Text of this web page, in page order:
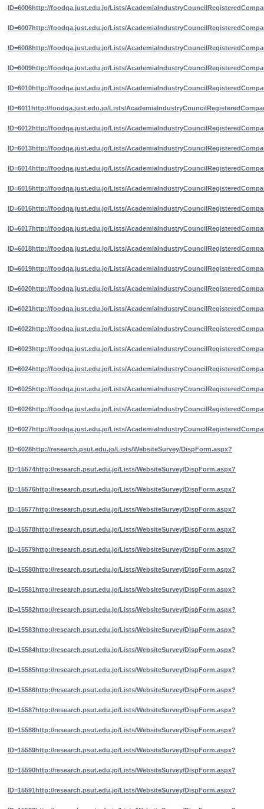
ID=6006http://foodqa.just.edu.jo/Lists/
ID=6007http://foodqa.just.edu.jo/Lists/
ID=6008http://foodqa.just.edu.jo/Lists/
ID=6009http://foodqa.just.edu.jo/Lists/
ID=6010http://foodqa.just.edu.jo/Lists/
ID=6011http://foodqa.just.edu.jo/Lists/
ID=6012http://foodqa.just.edu.jo/Lists/
ID=6013http://foodqa.just.edu.jo/Lists/
ID=6014http://foodqa.just.edu.jo/Lists/
ID=6015http://foodqa.just.edu.jo/Lists/
ID=6016http://foodqa.just.edu.jo/Lists/
ID=6017http://foodqa.just.edu.jo/Lists/
ID=6018http://foodqa.just.edu.jo/Lists/
ID=6019http://foodqa.just.edu.jo/Lists/
ID=6020http://foodqa.just.edu.jo/Lists/
ID=6021http://foodqa.just.edu.jo/Lists/
ID=6022http://foodqa.just.edu.jo/Lists/
ID=6023http://foodqa.just.edu.jo/Lists/
ID=6024http://foodqa.just.edu.jo/Lists/
ID=6025http://foodqa.just.edu.jo/Lists/
ID=6026http://foodqa.just.edu.jo/Lists/
ID=6027http://foodqa.just.edu.jo/Lists/
ID=6028http://research.psut.edu.jo/Lists/WebsiteSurvey/DispForm.aspx?
ID=15574http://research.psut.edu.jo/Lists/WebsiteSurvey/DispForm.aspx?
ID=15576http://research.psut.edu.jo/Lists/WebsiteSurvey/DispForm.aspx?
ID=15577http://research.psut.edu.jo/Lists/WebsiteSurvey/DispForm.aspx?
ID=15578http://research.psut.edu.jo/Lists/WebsiteSurvey/DispForm.aspx?
ID=15579http://research.psut.edu.jo/Lists/WebsiteSurvey/DispForm.aspx?
ID=15580http://research.psut.edu.jo/Lists/WebsiteSurvey/DispForm.aspx?
ID=15581http://research.psut.edu.jo/Lists/WebsiteSurvey/DispForm.aspx?
ID=15582http://research.psut.edu.jo/Lists/WebsiteSurvey/DispForm.aspx?
ID=15583http://research.psut.edu.jo/Lists/WebsiteSurvey/DispForm.aspx?
ID=15584http://research.psut.edu.jo/Lists/WebsiteSurvey/DispForm.aspx?
ID=15585http://research.psut.edu.jo/Lists/WebsiteSurvey/DispForm.aspx?
ID=15586http://research.psut.edu.jo/Lists/WebsiteSurvey/DispForm.aspx?
ID=15587http://research.psut.edu.jo/Lists/WebsiteSurvey/DispForm.aspx?
ID=15588http://research.psut.edu.jo/Lists/WebsiteSurvey/DispForm.aspx?
ID=15589http://research.psut.edu.jo/Lists/WebsiteSurvey/DispForm.aspx?
ID=15590http://research.psut.edu.jo/Lists/WebsiteSurvey/DispForm.aspx?
ID=15591http://research.psut.edu.jo/Lists/WebsiteSurvey/DispForm.aspx?